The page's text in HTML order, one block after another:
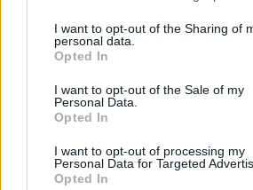
I want to opt-out of the Sharing of
personal data.
Opted In
I want to opt-out of the Sale of my
Personal Data.
Opted In
I want to opt-out of processing my
Personal Data for Targeted
Opted In
ΗΠΑ: Ο Τραμπ ανήγγειλε νέες
διαπραγματεύσεις με το Ιράν
από σήμερα
ΗΠΑ και